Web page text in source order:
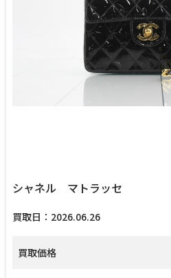
シャネル マトラッセ
買取日：2026.06.26
買取価格